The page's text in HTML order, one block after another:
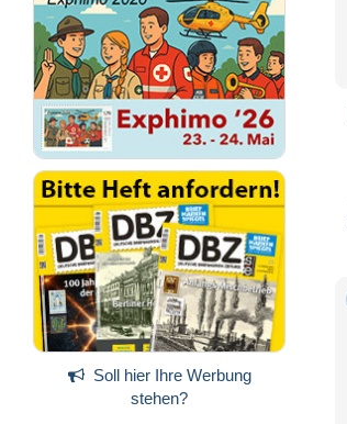
Soll hier Ihre Werbung
stehen?